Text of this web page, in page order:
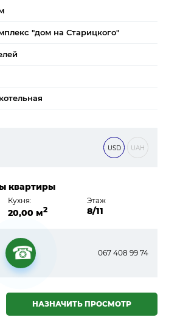
"дом на Старицкого"
USD UAH
квартиры
Кухня:
20,00 м2
Этаж
8/11
☎
067 408 99 74
НАЗНАЧИТЬ ПРОСМОТР